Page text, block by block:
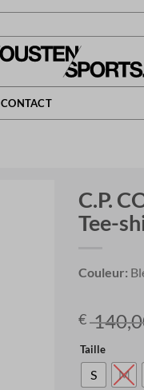
CONTACT
C.P.
Tee-
Couleur:
€
Taille
S M